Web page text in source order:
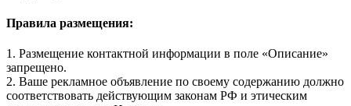
Правила размещения:
1. Размещение контактной информации в поле «Описание»
запрещено.
2. Ваше рекламное объявление по своему содержанию должно
соответствовать действующим законам РФ и этическим